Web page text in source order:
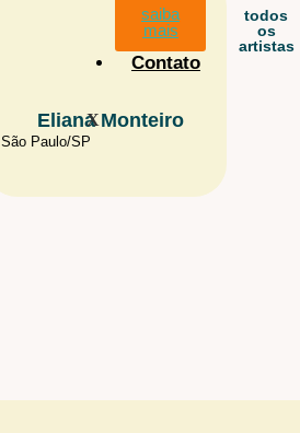
saiba
mais
Contato
X
Eliana Monteiro
São Paulo/SP
todos
os
artistas